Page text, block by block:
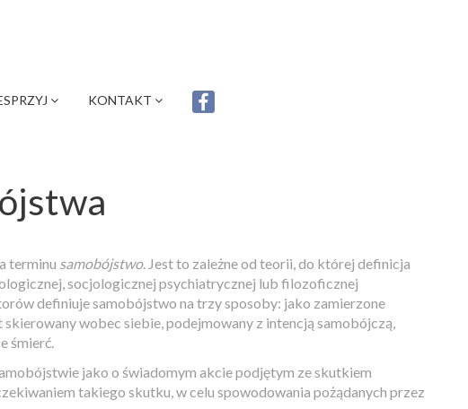
KONTAKT
terminu samobójstwo. Jest to zależne od teorii, do której definicja
socjologicznej psychiatrycznej lub filozoficznej
definiuje samobójstwo na trzy sposoby: jako zamierzone
wobec siebie, podejmowany z intencją samobójczą,
śmierć.
jako o świadomym akcie podjętym ze skutkiem
takiego skutku, w celu spowodowania pożądanych przez